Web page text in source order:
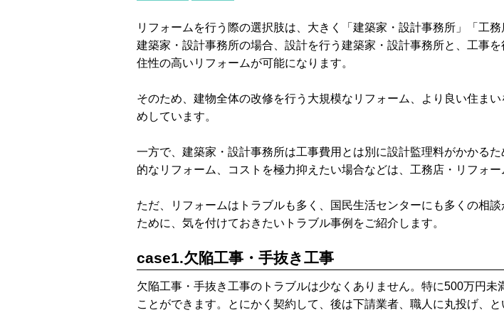
リフォームを行う際の選択肢は、大きく「建築家・設計事務所」「工
建築家・設計事務所の場合、設計を行う建築家・設計事務所と、工事
住性の高いリフォームが可能になります。
そのため、建物全体の改修を行う大規模なリフォーム、より良い住ま
めしています。
一方で、建築家・設計事務所は工事費用とは別に設計監理料がかかる
的なリフォーム、コストを極力抑えたい場合などは、工務店・リフォー
ただ、リフォームはトラブルも多く、国民生活センターにも多くの相
ために、気を付けておきたいトラブル事例をご紹介します。
case1.欠陥工事・手抜き工事
欠陥工事・手抜き工事のトラブルは少なくありません。特に500万円
ことができます。とにかく契約して、後は下請業者、職人に丸投げ、